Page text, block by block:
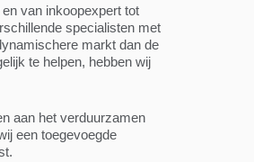
van inkoopexpert tot
specialisten met
markt dan de
te helpen, hebben wij
aan het verduurzamen
een toegevoegde